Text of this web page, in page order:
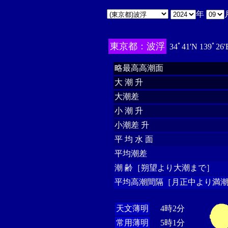
年
東京都：波浮 34ﾟ41'N 139ﾟ
略最高高潮面
大 潮 升
大潮差
小 潮 升
小潮差 升
平 均 水 面
平均潮差
潮 齢［朔望より大潮まで］
平均高潮間隔［月正中より満
天文薄明
4時2分
常用薄明
5時1分